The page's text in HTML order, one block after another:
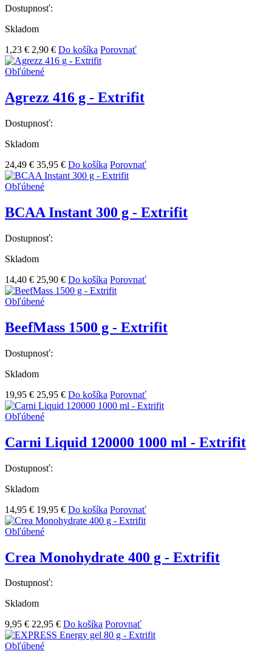
Dostupnosť:
Skladom
1,23 € 2,90 € Do košíka Porovnať
Obľúbené
Agrezz 416 g - Extrifit
Dostupnosť:
Skladom
24,49 € 35,95 € Do košíka Porovnať
Obľúbené
BCAA Instant 300 g - Extrifit
Dostupnosť:
Skladom
14,40 € 25,90 € Do košíka Porovnať
Obľúbené
BeefMass 1500 g - Extrifit
Dostupnosť:
Skladom
19,95 € 25,95 € Do košíka Porovnať
Obľúbené
Carni Liquid 120000 1000 ml - Extrifit
Dostupnosť:
Skladom
14,95 € 19,95 € Do košíka Porovnať
Obľúbené
Crea Monohydrate 400 g - Extrifit
Dostupnosť:
Skladom
9,95 € 22,95 € Do košíka Porovnať
Obľúbené